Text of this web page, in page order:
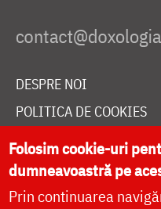
DESPRE NOI
POLITICA DE COOKIES
DONEAZĂ ONLINE
LIVE
Folosim cookie-uri
dumneavoastră pe
Prin continuarea